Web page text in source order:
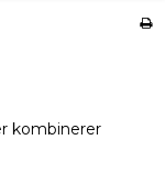
kombinerer